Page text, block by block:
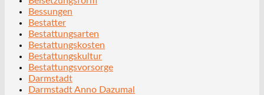
Bessungen
Bestatter
Bestattungsarten
Bestattungskosten
Bestattungskultur
Bestattungsvorsorge
Darmstadt
Darmstadt Anno Dazumal